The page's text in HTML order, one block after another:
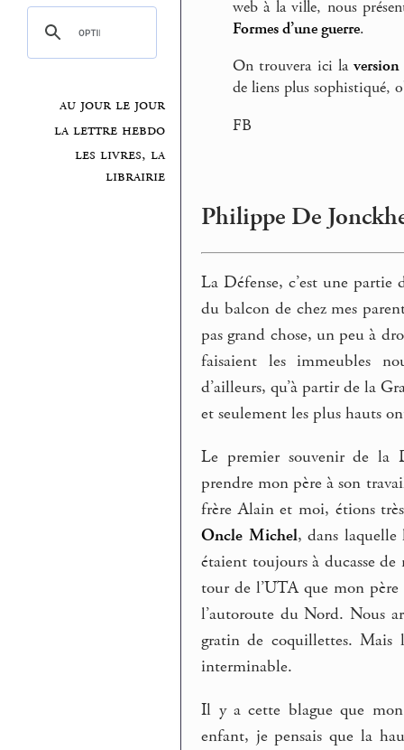
au jour le jour
la lettre hebdo
les livres, la
librairie
web à la ville, nous
Formes d’une guerre.
On trouvera ici la
de liens plus sophistiqué,
FB
Philippe De
La Défense, c’est une partie
du balcon de chez mes
pas grand chose, un peu à
faisaient les immeubles
d’ailleurs, qu’à partir de la
et seulement les plus hauts
Le premier souvenir de la
prendre mon père à son
frère Alain et moi, étions
Oncle Michel, dans laquelle
étaient toujours à ducasse
tour de l’UTA que mon père
l’autoroute du Nord. Nous
gratin de coquillettes. Mais
interminable.
Il y a cette blague que
enfant, je pensais que la